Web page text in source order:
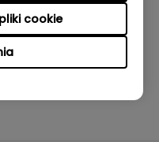
cookie
BenQ , próbując
notebooka za
otrzymuję ten